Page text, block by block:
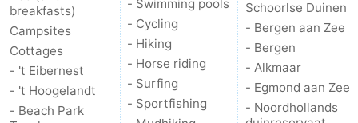
pools
Cycling
-
Hiking
-
Horse
-
breakfasts)
Campsites
Cottages
- 't Eibernest
- 't Hoogelandt
- Beach Park
- Swimming pools
- Cycling
- Hiking
- Horse riding
- Surfing
- Sportfishing
Schoorlse Duinen
- Bergen aan Zee
- Bergen
- Alkmaar
- Egmond aan Zee
- Noordhollands